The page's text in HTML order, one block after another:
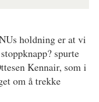
holdning er at vi
spurte
Kennair, som i
om å trekke